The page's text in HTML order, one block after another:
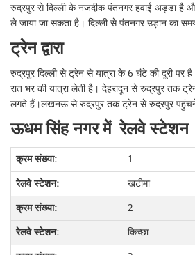
रुद्रपुर से दिल्ली के नजदीक पंतनगर हवाई अड्डा है
ले जाया जा सकता है। दिल्ली से पंतनगर उड़ान का
ट्रेन द्वारा
रुद्रपुर दिल्ली से ट्रेन से यात्रा के 6 घंटे की दूरी
रात भर की यात्रा लेती है। देहरादून से रुद्रपुर तक
लगते हैं।लखनऊ से रुद्रपुर तक ट्रेन से रुद्रपुर
ऊधम सिंह नगर में रेलवे स्टेशन
1
खटीमा
2
किच्छा